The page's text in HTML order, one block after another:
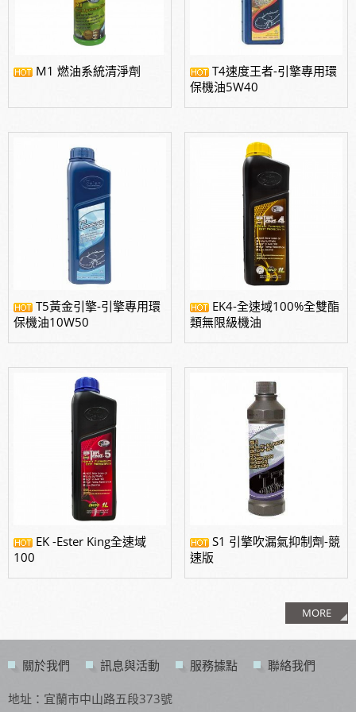
M1 燃油系統清淨劑
T4速度王者-引擎專用環
T5黃金引擎-引擎專用環
保機油10W50
EK4-全速域100%全雙酯
類無限級機油
EK -Ester King全速域
100
S1 引擎吹漏氣抑制劑-競
速版
MORE
關於我們 訊息與活動 服務據點 聯絡我們
地址：宜蘭市中山路五段373號